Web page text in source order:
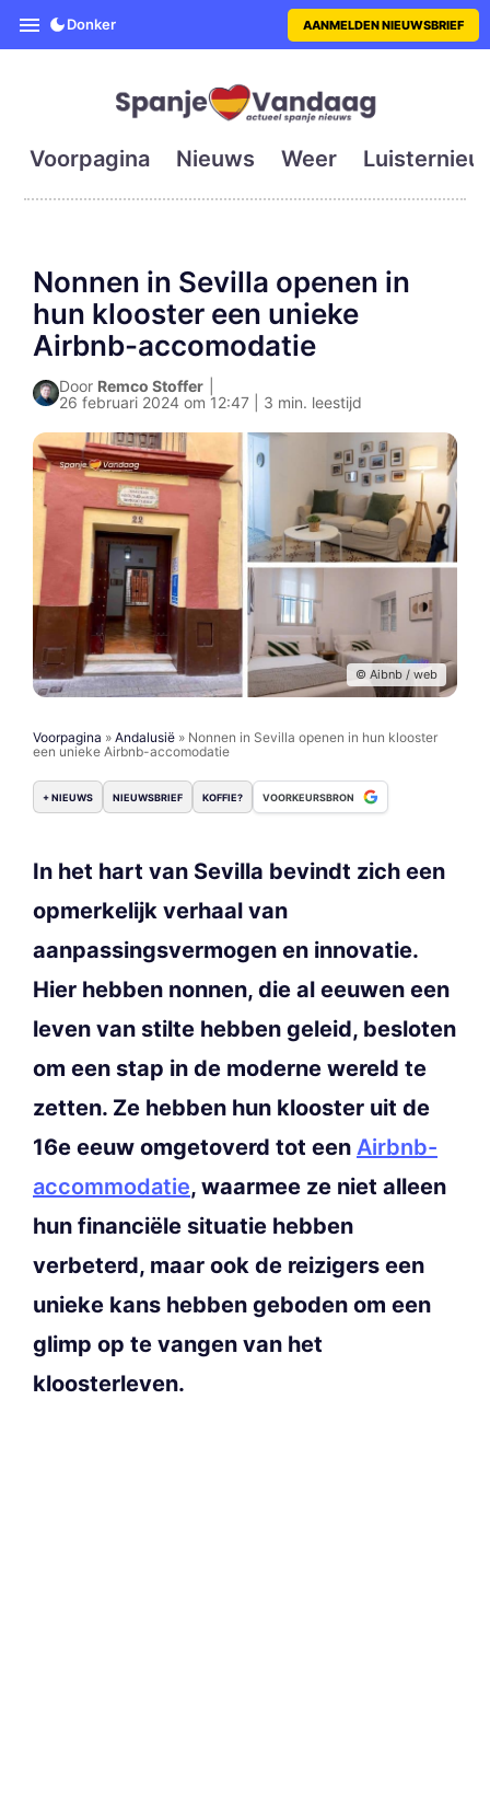
SpanjeVandaag is de eerste
Donker AANMELDEN NIEUWSBRIEF
Voorpagina Nieuws Weer
Nonnen in Sevilla openen in
hun klooster een unieke
Airbnb-accomodatie
Door Remco Stoffer
26 februari 2024 om 12:47 | 3 min. leestijd
© Aibnb / web
Voorpagina » Andalusië » Nonnen in Sevilla openen in hun klooster
een unieke Airbnb-accomodatie
+ NIEUWS NIEUWSBRIEF KOFFIE? VOORKEURSBRON
In het hart van Sevilla bevindt zich een
opmerkelijk verhaal van
aanpassingsvermogen en innovatie.
Hier hebben nonnen, die al eeuwen een
leven van stilte hebben geleid, besloten
om een stap in de moderne wereld te
zetten. Ze hebben hun klooster uit de
16e eeuw omgetoverd tot een Airbnb-
accommodatie, waarmee ze niet alleen
hun financiële situatie hebben
verbeterd, maar ook de reizigers een
unieke kans hebben geboden om een
glimp op te vangen van het
kloosterleven.